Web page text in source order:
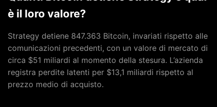
è il loro valore?
Strategy detiene 847.363 Bitcoin, invariati rispetto alle
comunicazioni precedenti, con un valore di mercato di
circa $51 miliardi al momento della stesura. L’azienda
registra perdite latenti per $13,1 miliardi rispetto al
prezzo medio di acquisto.